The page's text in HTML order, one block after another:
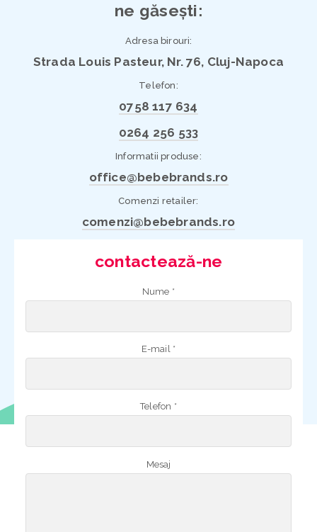
ne găsești:
Adresa birouri:
Strada Louis Pasteur, Nr. 76, Cluj-Napoca
Telefon:
0758 117 634
0264 256 533
Informatii produse:
office@bebebrands.ro
Comenzi retailer:
comenzi@bebebrands.ro
contactează-ne
Nume *
E-mail *
Telefon *
Mesaj